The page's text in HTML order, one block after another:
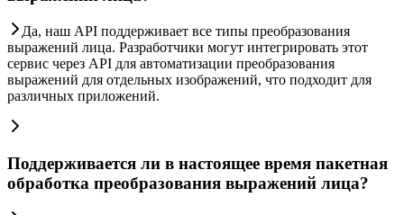
Да, наш API поддерживает все типы преобразования
выражений лица. Разработчики могут интегрировать этот
сервис через API для автоматизации преобразования
выражений для отдельных изображений, что подходит для
различных приложений.
Поддерживается ли в настоящее время пакетная
обработка преобразования выражений лица?